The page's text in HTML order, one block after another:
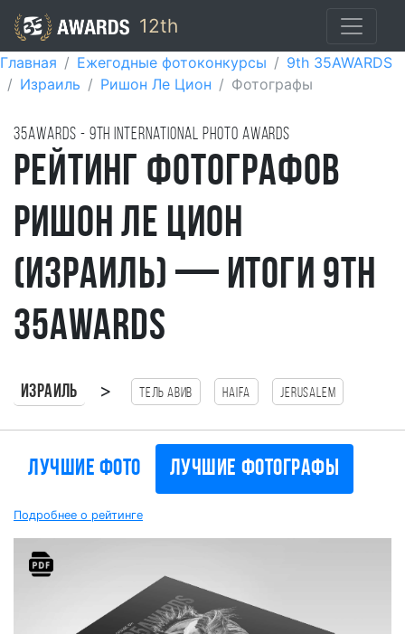
12th
Главная Ежегодные фотоконкурсы
9th 35AWARDS
Израиль
Ришон Ле Цион Фотографы
35AWARDS - 9TH international photo awards
Рейтинг фотографов
Ришон Ле Цион
(Израиль) — итоги 9th
35AWARDS
Израиль > Тель Авив haifa Jerusalem
Лучшие фото Лучшие фотографы
Подробнее о рейтинге